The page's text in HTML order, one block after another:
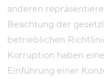
anderen
Beachtung der
betrieblichen
Korruption haben
Einführung einer